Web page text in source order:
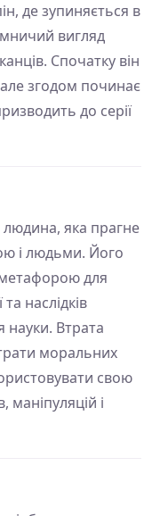
де зупиняється в
вигляд
Спочатку він
згодом починає
до серії
яка прагне
і людьми. Його
для
наслідків
науки. Втрата
моральних
свою
маніпуляцій і